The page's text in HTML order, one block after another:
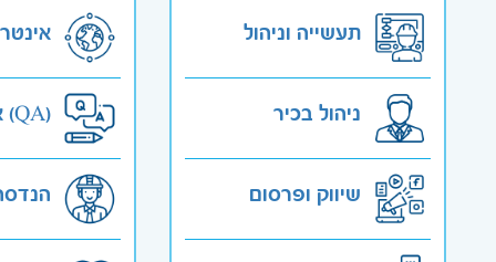
תעשייה וניהול
ניהול בכיר
שיווק ופרסום
אבטחת איכות (QA)